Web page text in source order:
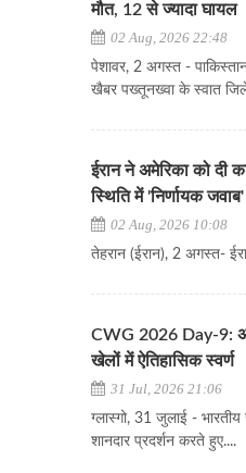
मौत, 12 से ज्यादा घायल
02 Aug, 2026 22:48
पेशावर, 2 अगस्त -
खैबर पख्तूनख्वा के स्वात
ईरान ने अमेरिका को दी
स्थिति में 'निर्णायक
02 Aug, 2026 10:08
​​​​​​​तेहरान (ईरान), 2 अगस्त-
CWG 2026 Day-9:
खेलों में ऐतिहासिक स्वर्ण
31 Jul, 2026 21:06
ग्लास्गो, 31 जुलाई -
शानदार प्रदर्शन करते हुए....